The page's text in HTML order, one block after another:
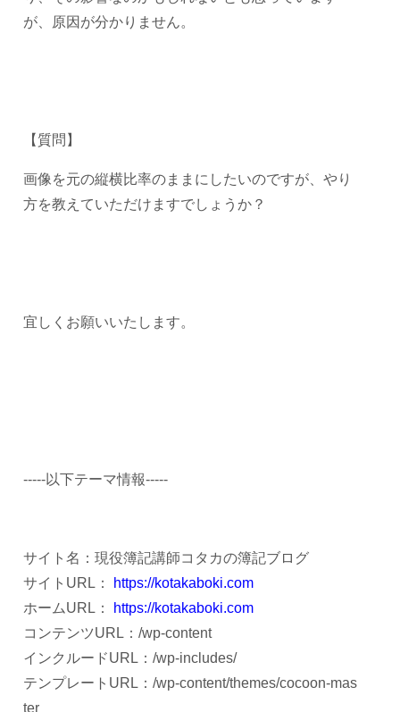
が、原因が分かりません。
【質問】
画像を元の縦横比率のままにしたいのですが、やり
方を教えていただけますでしょうか？
宜しく お願いいたします。
-----以下テーマ情報-----
サイト名：現役簿記講師コタカの簿記ブログ
サイトURL：
https://kotakaboki.com
ホームURL：
https://kotakaboki.com
コンテンツURL：/wp-content
インクルードURL：/wp-includes/
テンプレートURL：/wp-content/themes/cocoon-mas
ter